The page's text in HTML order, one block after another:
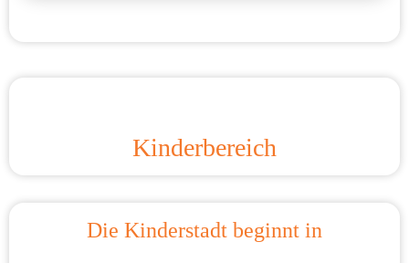
Kinderbereich
Die Kinderstadt beginnt in